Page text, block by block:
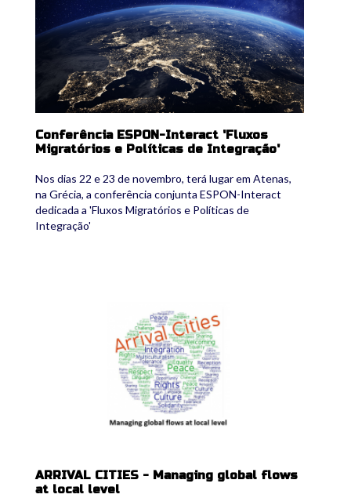
Conferência ESPON-Interact 'Fluxos
Migratórios e Políticas de Integração'
Nos dias 22 e 23 de novembro, terá lugar em Atenas,
na Grécia, a conferência conjunta ESPON-Interact
dedicada a 'Fluxos Migratórios e Políticas de
Integração'
ARRIVAL CITIES - Managing global flows
at local level